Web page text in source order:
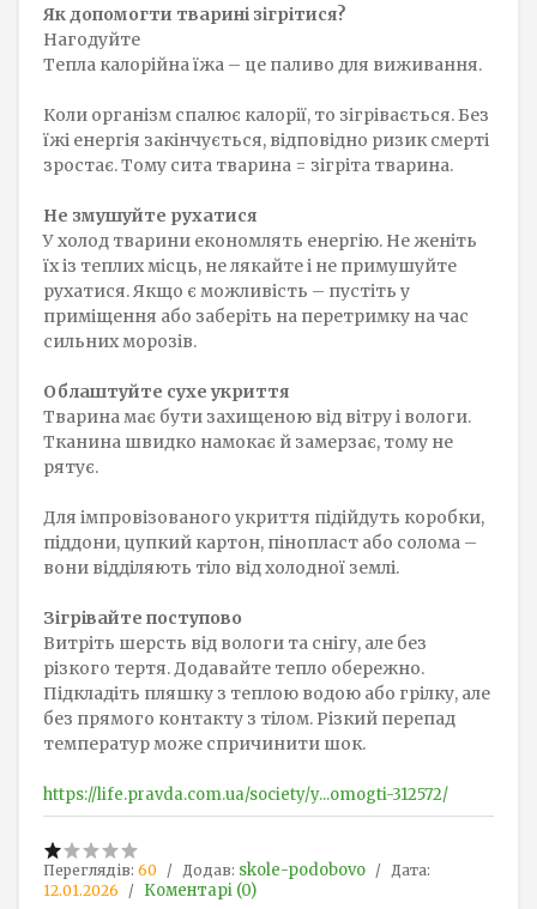
Як допомогти тварині зігрітися?
Нагодуйте
Тепла калорійна їжа – це паливо для виживання.
Коли організм спалює калорії, то зігрівається. Без
їжі енергія закінчується, відповідно ризик смерті
зростає. Тому сита тварина = зігріта тварина.
Не змушуйте рухатися
У холод тварини економлять енергію. Не женіть
їх із теплих місць, не лякайте і не примушуйте
рухатися. Якщо є можливість – пустіть у
приміщення або заберіть на перетримку на час
сильних морозів.
Облаштуйте сухе укриття
Тварина має бути захищеною від вітру і вологи.
Тканина швидко намокає й замерзає, тому не
рятує.
Для імпровізованого укриття підійдуть коробки,
піддони, цупкий картон, пінопласт або солома –
вони відділяють тіло від холодної землі.
Зігрівайте поступово
Витріть шерсть від вологи та снігу, але без
різкого тертя. Додавайте тепло обережно.
Підкладіть пляшку з теплою водою або грілку, але
без прямого контакту з тілом. Різкий перепад
температур може спричинити шок.
https://life.pravda.com.ua/society/y...omogti-312572/
Переглядів: 60 Додав: skole-podobovo
Дата:
12.01.2026
Коментарі (0)